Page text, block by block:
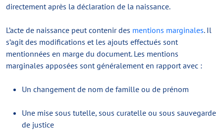
directement après la déclaration de la naissance.
L’acte de naissance peut contenir des mentions marginales. Il
s’agit des modifications et les ajouts effectués sont
mentionnées en marge du document. Les mentions
marginales apposées sont généralement en rapport avec :
Un changement de nom de famille ou de prénom
Une mise sous tutelle, sous curatelle ou sous sauvegarde
de justice